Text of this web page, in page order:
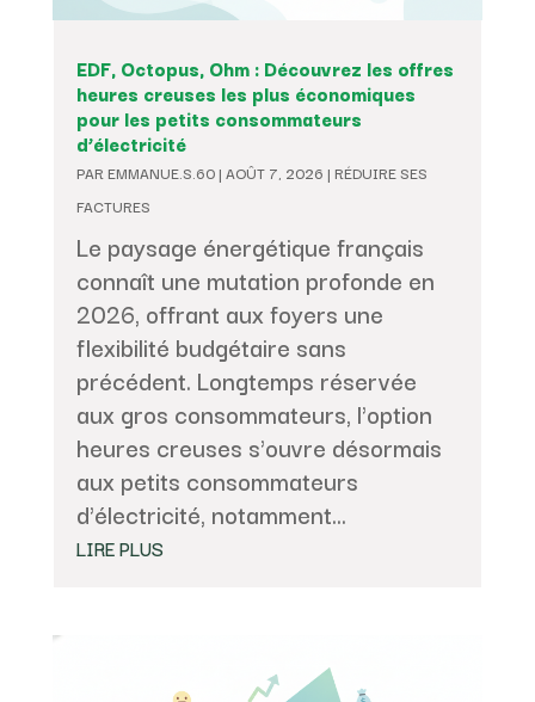
EDF, Octopus, Ohm : Découvrez les offres
heures creuses les plus économiques
pour les petits consommateurs
d’électricité
PAR EMMANUE.S.60| AOÛT 7, 2026 | RÉDUIRE SES
FACTURES
Le paysage énergétique français
connaît une mutation profonde en
2026, offrant aux foyers une
flexibilité budgétaire sans
précédent. Longtemps réservée
aux gros consommateurs, l'option
heures creuses s'ouvre désormais
aux petits consommateurs
d'électricité, notamment...
LIRE PLUS